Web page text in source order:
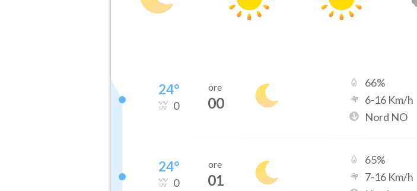
24°
0
ore
00
66%
6-16 Km/h
Nord NO
24°
0
ore
01
65%
7-16 Km/h